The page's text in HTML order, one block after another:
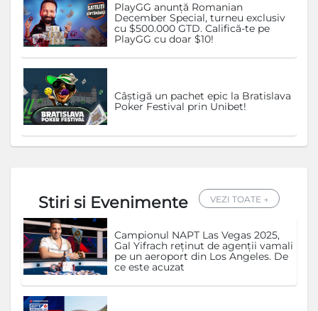
PlayGG anunță Romanian
December Special, turneu exclusiv
cu $500.000 GTD. Califică-te pe
PlayGG cu doar $10!
Câștigă un pachet epic la Bratislava
Poker Festival prin Unibet!
Stiri si Evenimente VEZI TOATE →
Campionul NAPT Las Vegas 2025,
Gal Yifrach reținut de agenții vamali
pe un aeroport din Los Angeles. De
ce este acuzat